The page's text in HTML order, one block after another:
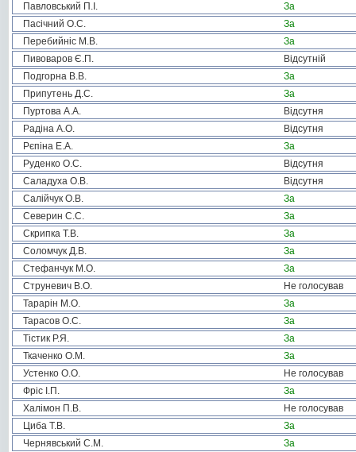
Павловський П.І.
За
Пасічний О.С.
За
Перебийніс М.В.
За
Пивоваров Є.П.
Відсутній
Подгорна В.В.
За
Припутень Д.С.
За
Пуртова А.А.
Відсутня
Радіна А.О.
Відсутня
Рєпіна Е.А.
За
Руденко О.С.
Відсутня
Саладуха О.В.
Відсутня
Салійчук О.В.
За
Северин С.С.
За
Скрипка Т.В.
За
Соломчук Д.В.
За
Стефанчук М.О.
За
Струневич В.О.
Не голосував
Тарарін М.О.
За
Тарасов О.С.
За
Тістик Р.Я.
За
Ткаченко О.М.
За
Устенко О.О.
Не голосував
Фріс І.П.
За
Халімон П.В.
Не голосував
Циба Т.В.
За
Чернявський С.М.
За